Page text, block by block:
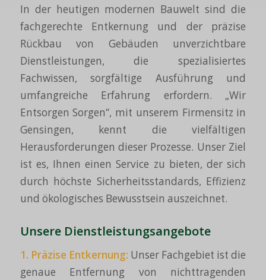
In der heutigen modernen Bauwelt sind die
fachgerechte Entkernung und der präzise
Rückbau von Gebäuden unverzichtbare
Dienstleistungen, die spezialisiertes
Fachwissen, sorgfältige Ausführung und
umfangreiche Erfahrung erfordern. „Wir
Entsorgen Sorgen“, mit unserem Firmensitz in
Gensingen, kennt die vielfältigen
Herausforderungen dieser Prozesse. Unser Ziel
ist es, Ihnen einen Service zu bieten, der sich
durch höchste Sicherheitsstandards, Effizienz
und ökologisches Bewusstsein auszeichnet.
Unsere Dienstleistungsangebote
1. Präzise Entkernung: Unser Fachgebiet ist die
genaue Entfernung von nichttragenden